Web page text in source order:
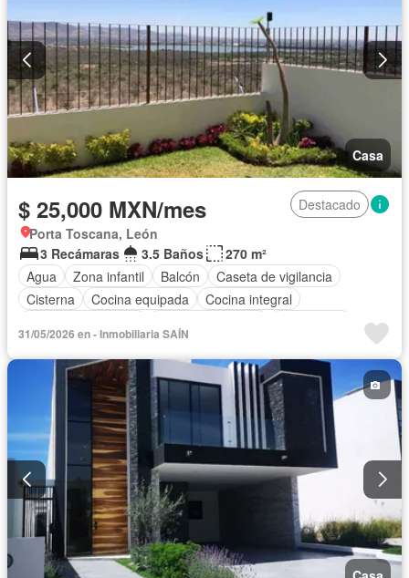
Casa
$ 25,000 MXN/mes
Destacado
Porta Toscana, León
3 Recámaras
3.5 Baños
270 m²
Agua
Zona infantil Balcón
Caseta de vigilancia
Cisterna
Cocina equipada
Cocina integral
Estacionamiento
Internet
Recámara con closet
Sala polivalente
Seguridad
Televisión por cable
Terraza
Vista panorámica
Zonas verdes
Permite mascotas
Permite niños
Solo familias
Sin amueblar
31/05/2026 en - Inmobiliaria SAÍN